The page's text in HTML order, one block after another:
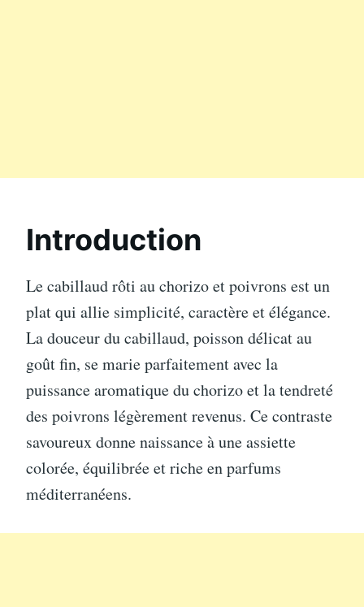
Introduction
Le cabillaud rôti au chorizo et poivrons est un
plat qui allie simplicité, caractère et élégance.
La douceur du cabillaud, poisson délicat au
goût fin, se marie parfaitement avec la
puissance aromatique du chorizo et la tendreté
des poivrons légèrement revenus. Ce contraste
savoureux donne naissance à une assiette
colorée, équilibrée et riche en parfums
méditerranéens.